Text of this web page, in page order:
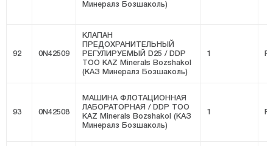
Минералз Бозшаколь)
92 0N42509
КЛАПАН
ПРЕДОХРАНИТЕЛЬНЫЙ
РЕГУЛИРУЕМЫЙ D25 / DDP
ТОО KAZ Minerals Bozshakol
(КАЗ Минералз Бозшаколь)
1
93 0N42508
МАШИНА ФЛОТАЦИОННАЯ
ЛАБОРАТОРНАЯ / DDP ТОО
KAZ Minerals Bozshakol (КАЗ
Минералз Бозшаколь)
1